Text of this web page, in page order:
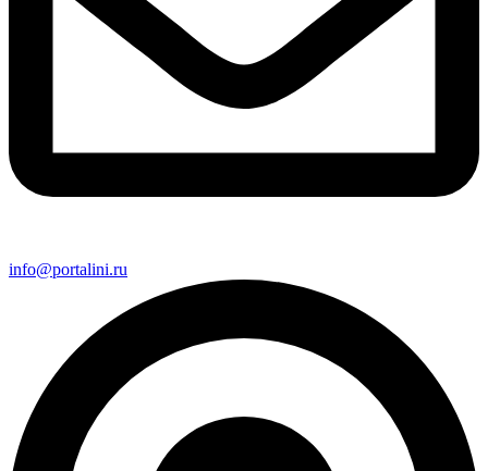
info@portalini.ru